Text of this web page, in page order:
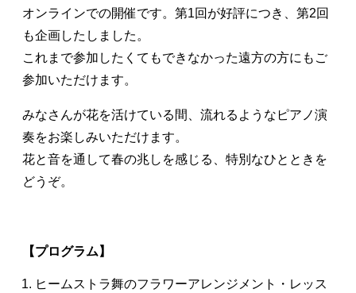
オンラインでの開催です。第1回が好評につき、第2回
も企画したしました。
これまで参加したくてもできなかった遠方の方にもご
参加いただけます。
みなさんが花を活けている間、流れるようなピアノ演
奏をお楽しみいただけます。
花と音を通して春の兆しを感じる、特別なひとときを
どうぞ。
【プログラム】
ヒームストラ舞のフラワーアレンジメント・レッス